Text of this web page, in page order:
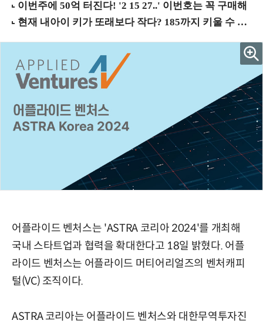
어플라이드 벤처스는 'ASTRA 코리아 2024'를 개최해
국내 스타트업과 협력을 확대한다고 18일 밝혔다. 어플
라이드 벤처스는 어플라이드 머티어리얼즈의 벤처캐피
털(VC) 조직이다.
ASTRA 코리아는 어플라이드 벤처스와 대한무역투자진